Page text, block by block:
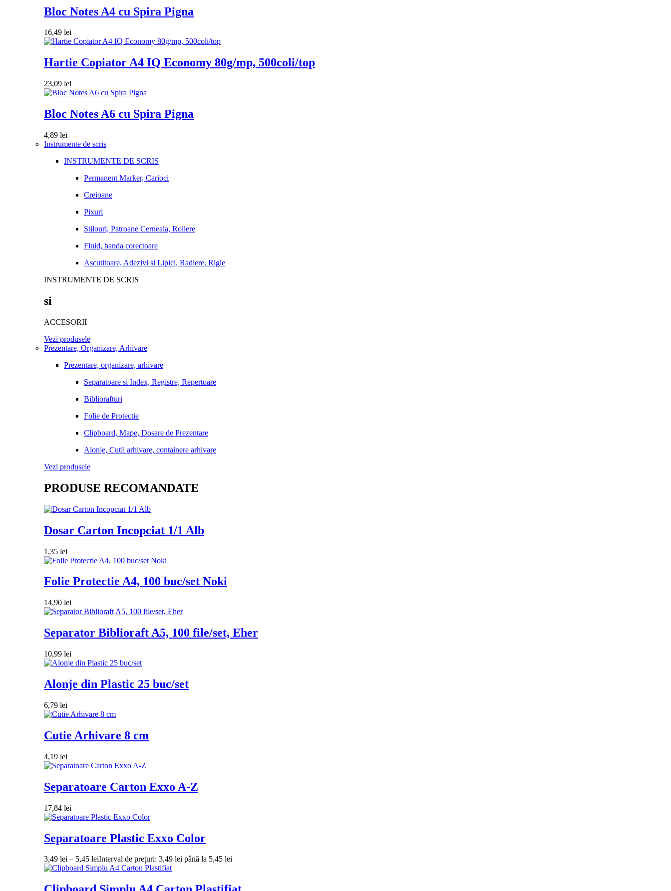
Bloc Notes A4 cu Spira Pigna
16,49 lei
Hartie Copiator A4 IQ Economy 80g/mp, 500coli/top
23,09 lei
Bloc Notes A6 cu Spira Pigna
4,89 lei
Instrumente de scris
INSTRUMENTE DE SCRIS
Permanent Marker, Carioci
Creioane
Pixuri
Stilouri, Patroane Cerneala, Rollere
Fluid, banda corectoare
Ascutitoare, Adezivi si Lipici, Radiere, Rigle
INSTRUMENTE DE SCRIS
si
ACCESORII
Vezi produsele
Prezentare, Organizare, Arhivare
Prezentare, organizare, arhivare
Separatoare si Index, Registre, Repertoare
Bibliorafturi
Folie de Protectie
Clipboard, Mape, Dosare de Prezentare
Alonje, Cutii arhivare, containere arhivare
Vezi produsele
PRODUSE RECOMANDATE
Dosar Carton Incopciat 1/1 Alb
1,35 lei
Folie Protectie A4, 100 buc/set Noki
14,90 lei
Separator Biblioraft A5, 100 file/set, Eher
10,99 lei
Alonje din Plastic 25 buc/set
6,79 lei
Cutie Arhivare 8 cm
4,19 lei
Separatoare Carton Exxo A-Z
17,84 lei
Separatoare Plastic Exxo Color
3,49 lei – 5,45 leiInterval de prețuri: 3,49 lei până la 5,45 lei